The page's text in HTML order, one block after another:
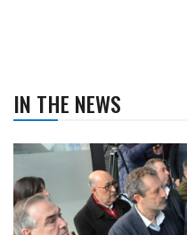
IN THE NEWS